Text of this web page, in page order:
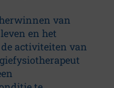
van
en het
activiteiten van